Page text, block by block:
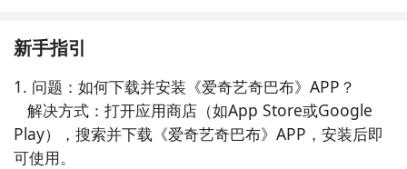
新手指引
1. 问题：如何下载并安装《爱奇艺奇巴布》APP？
Play），搜索并下载《爱奇艺奇巴布》APP，安装后即
可使用。